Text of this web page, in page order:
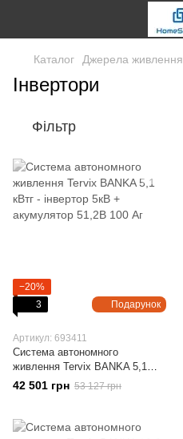
Каталог Джерела живлення
Інвертори
Фільтр
Подарунок
−20%
3
Артикул: 693411
Система автономного
живлення Tervix BANKA 5,1
кВтг - інвертор 5кВ +
акумулятор 51,2В 100 Аг
42 501 грн 53 127 грн